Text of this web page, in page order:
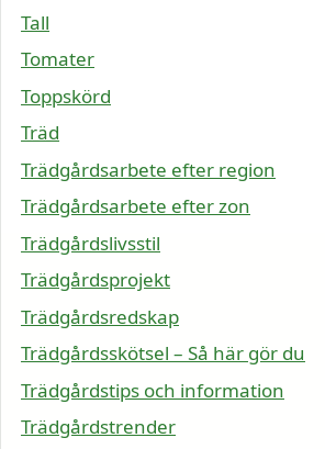
Tall
Tomater
Toppskörd
Träd
Trädgårdsarbete efter region
Trädgårdsarbete efter zon
Trädgårdslivsstil
Trädgårdsprojekt
Trädgårdsredskap
Trädgårdsskötsel – Så här gör du
Trädgårdstips och information
Trädgårdstrender